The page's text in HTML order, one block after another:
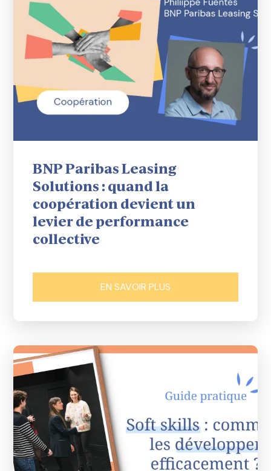
BNP Paribas Leasing
Solutions : quand la
coopération devient un
levier de performance
collective
EN SAVOIR PLUS